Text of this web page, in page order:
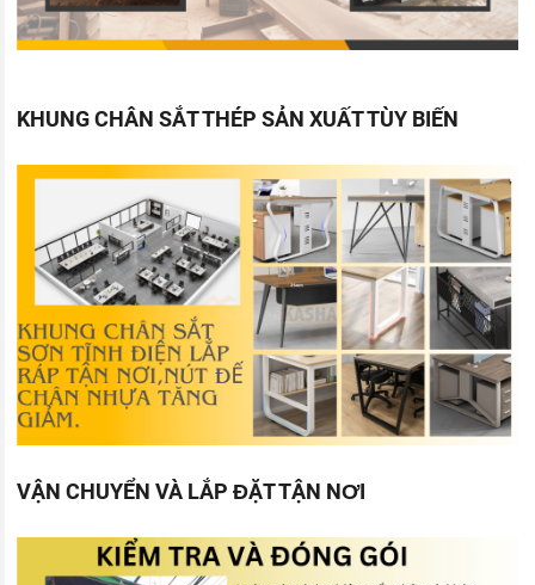
KHUNG CHÂN SẮT THÉP SẢN XUẤT TÙY BIẾN
VẬN CHUYỂN VÀ LẮP ĐẶT TẬN NƠI